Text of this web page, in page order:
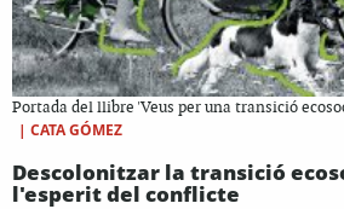
Portada del llibre 'Veus per una transició
| CATA GÓMEZ
Descolonitzar la transició
l'esperit del conflicte